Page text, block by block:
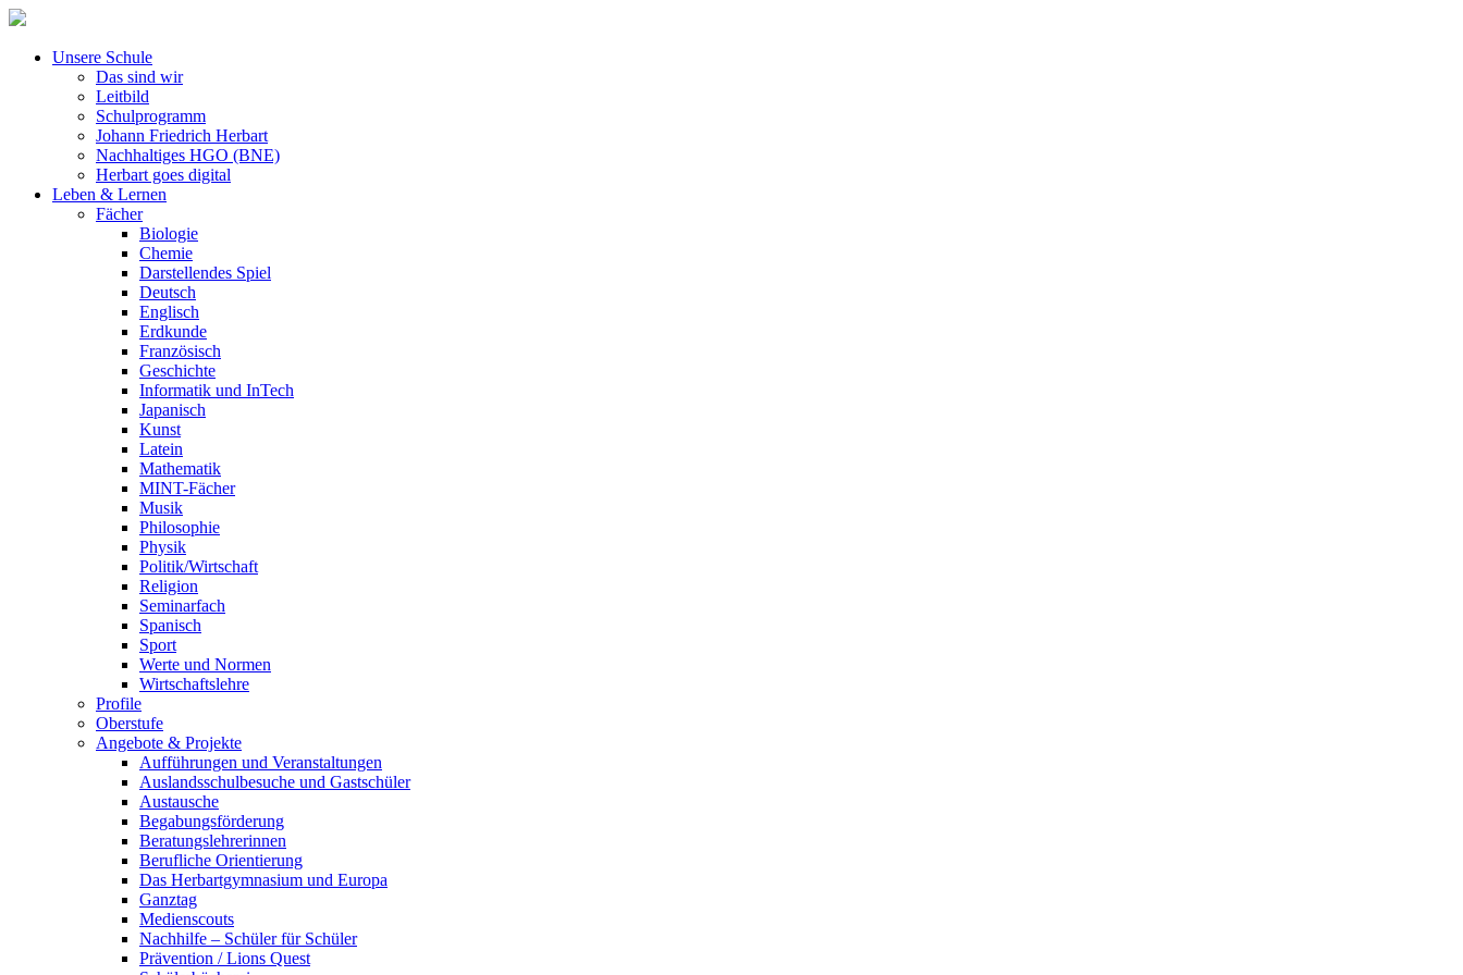
Unsere Schule
Das sind wir
Leitbild
Schulprogramm
Johann Friedrich Herbart
Nachhaltiges HGO (BNE)
Herbart goes digital
Leben & Lernen
Fächer
Biologie
Chemie
Darstellendes Spiel
Deutsch
Englisch
Erdkunde
Französisch
Geschichte
Informatik und InTech
Japanisch
Kunst
Latein
Mathematik
MINT-Fächer
Musik
Philosophie
Physik
Politik/Wirtschaft
Religion
Seminarfach
Spanisch
Sport
Werte und Normen
Wirtschaftslehre
Profile
Oberstufe
Angebote & Projekte
Aufführungen und Veranstaltungen
Auslandsschulbesuche und Gastschüler
Austausche
Begabungsförderung
Beratungslehrerinnen
Berufliche Orientierung
Das Herbartgymnasium und Europa
Ganztag
Medienscouts
Nachhilfe – Schüler für Schüler
Prävention / Lions Quest